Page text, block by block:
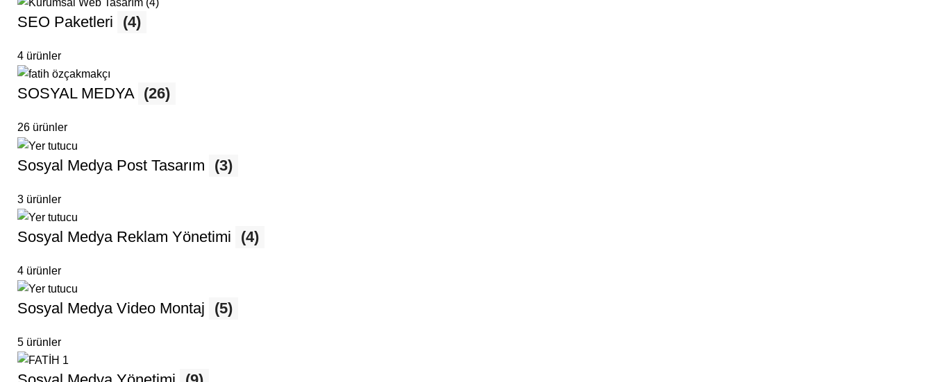
SEO Paketleri (4)
4 ürünler
SOSYAL MEDYA (26)
26 ürünler
Sosyal Medya Post Tasarım (3)
3 ürünler
Sosyal Medya Reklam Yönetimi (4)
4 ürünler
Sosyal Medya Video Montaj (5)
5 ürünler